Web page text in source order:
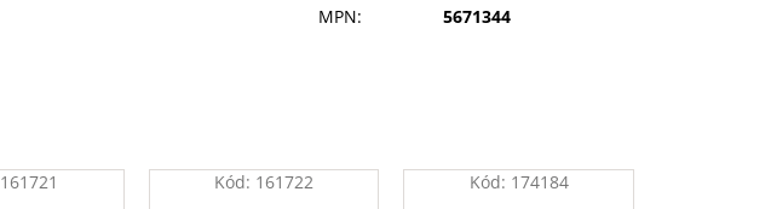
161721 Kód: 161722 Kód: 174184
MPN: 5671344